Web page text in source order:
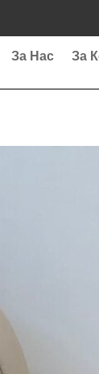
За Нас За